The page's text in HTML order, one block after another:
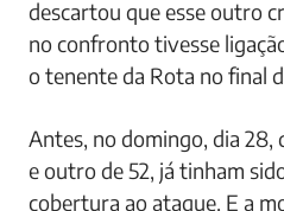
descartou que esse outro
no confronto tivesse
o tenente da Rota no final
Antes, no domingo, dia 28,
e outro de 52, já tinham
cobertura ao ataque. E a